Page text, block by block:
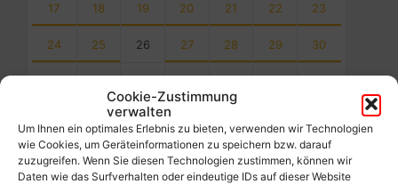
Cookie-Zustimmung
verwalten
Um Ihnen ein optimales Erlebnis zu bieten, verwenden wir Technologien
wie Cookies, um Geräteinformationen zu speichern bzw. darauf
zuzugreifen. Wenn Sie diesen Technologien zustimmen, können wir
Daten wie das Surfverhalten oder eindeutige IDs auf dieser Website
17 18 19 20 21 22 23
24 25 26 27 28 29 30
to
calendar
days